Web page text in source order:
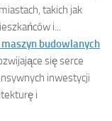
takich jak
i...
budowlanych
się serce
inwestycji
i